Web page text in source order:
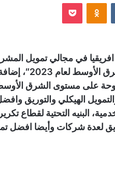
بنك في افريقيا في مجالي تمويل
على مستوى الشرق
الهيكلي والتوريق
البنيه التحتية لقطاع
لعدة شركات وأيضا افضل